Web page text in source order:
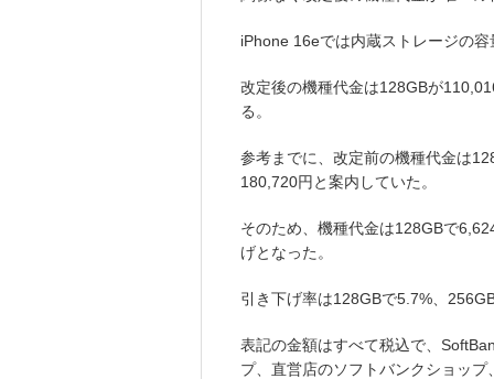
iPhone 16eでは内蔵ストレージの
改定後の機種代金は128GBが
る。
参考までに、改定前の機種代金は
180,720円と案内していた。
そのため、機種代金は128GBで
げとなった。
引き下げ率は128GBで5.7%、
表記の金額はすべて税込で、
プ、直営店のソフトバンクショッ